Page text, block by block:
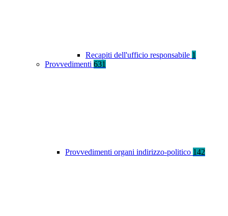
Recapiti dell'ufficio responsabile 1
Provvedimenti 631
Provvedimenti organi indirizzo-politico 142